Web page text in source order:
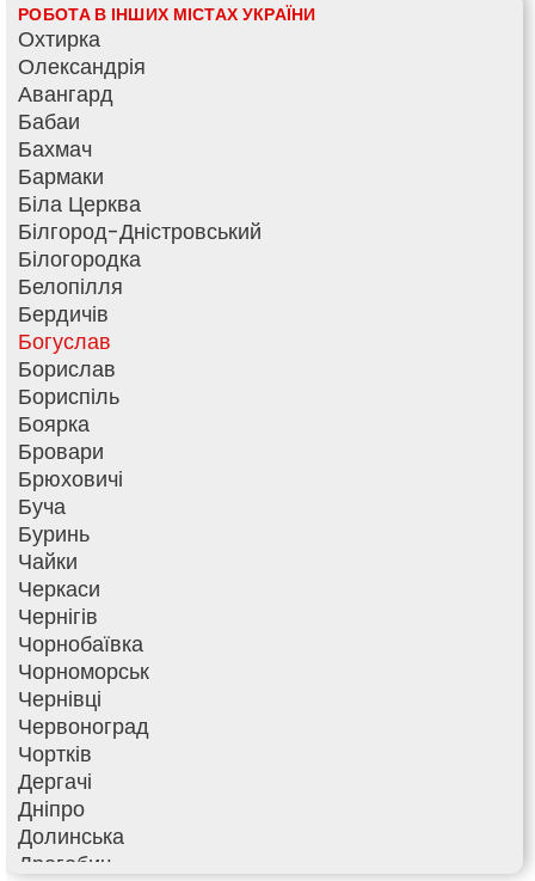
РОБОТА В ІНШИХ МІСТАХ УКРАЇНИ
Охтирка
Олександрія
Авангард
Бабаи
Бахмач
Бармаки
Біла Церква
Білгород-Дністровський
Білогородка
Белопілля
Бердичів
Богуслав
Борислав
Бориспіль
Боярка
Бровари
Брюховичі
Буча
Буринь
Чайки
Черкаси
Чернігів
Чорнобаївка
Чорноморськ
Чернівці
Червоноград
Чортків
Дергачі
Дніпро
Долинська
Дрогобич